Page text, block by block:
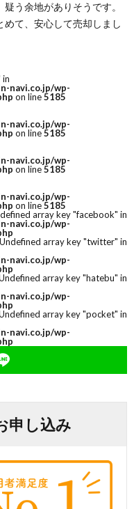
う余地がありそうです。
て、安心して売却しまし
in
navi.co.jp/wp-
on line5185
navi.co.jp/wp-
on line5185
navi.co.jp/wp-
on line5185
navi.co.jp/wp-
on line5185
array key "facebook" in
navi.co.jp/wp-
array key "twitter" in
navi.co.jp/wp-
array key "hatebu" in
navi.co.jp/wp-
array key "pocket" in
navi.co.jp/wp-
申し込み